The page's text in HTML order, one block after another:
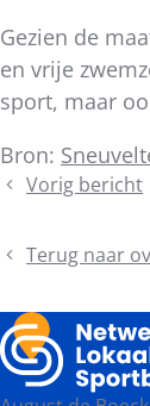
Gezien de
en vrije
sport, maar
Bron:
Vorig bericht
Kick-
Congres
Sportbeleid
2026
Terug naar